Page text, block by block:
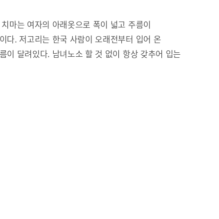
마는 여자의 아래옷으로 폭이 넓고 주름이
다. 저고리는 한국 사람이 오래전부터 입어 온
이 달려있다. 남녀노소 할 것 없이 항상 갖추어 입는